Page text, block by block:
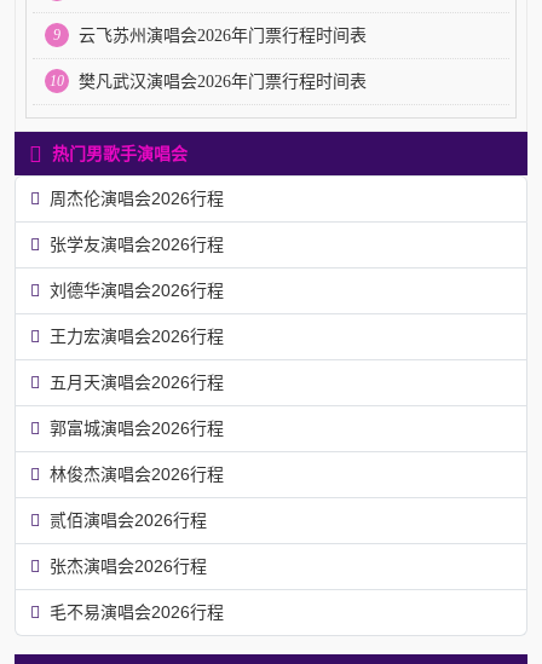
9 云飞苏州演唱会2026年门票行程时间表
10 樊凡武汉演唱会2026年门票行程时间表
热门男歌手演唱会
周杰伦演唱会2026行程
张学友演唱会2026行程
刘德华演唱会2026行程
王力宏演唱会2026行程
五月天演唱会2026行程
郭富城演唱会2026行程
林俊杰演唱会2026行程
贰佰演唱会2026行程
张杰演唱会2026行程
毛不易演唱会2026行程